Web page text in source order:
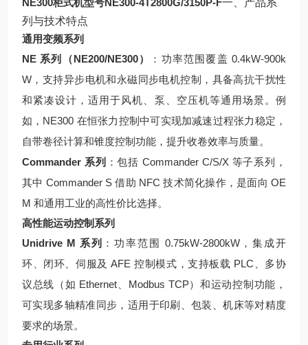
NE300柜式机型号NE300-4T2800G/3150P-F一、产品系
列与技术特点
通用变频系列
NE 系列（NE200/NE300）
：功率范围覆盖 0.4kW-900k
W，支持异步电机和永磁同步电机控制，具备高抗干扰性
和紧凑设计，适用于风机、泵、空压机等通用场景。例
如，NE300 在恒张力控制中可实现加减速过程张力稳定，
自带卷径计算和锥度控制功能，提升收卷效率与质量。
Commander 系列 ：包括 Commander C/S/X 等子系列，
其中 Commander S 借助 NFC 技术简化操作，是面向 OE
M 和通用工业的高性价比选择。
高性能运动控制系列
Unidrive M 系列 ：功率范围 0.75kW-2800kW，集成开
环、闭环、伺服及 AFE 控制模式，支持板载 PLC、多协
议总线（如 Ethernet、Modbus TCP）和运动控制功能，
可实现多轴精准同步，适用于印刷、包装、机床等对精度
要求的场景。